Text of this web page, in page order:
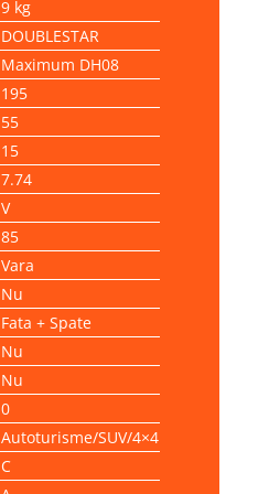
9 kg
DOUBLESTAR
Maximum DH08
195
55
15
7.74
V
85
Vara
Nu
Fata + Spate
Nu
Nu
0
Autoturisme/SUV/4×4
C